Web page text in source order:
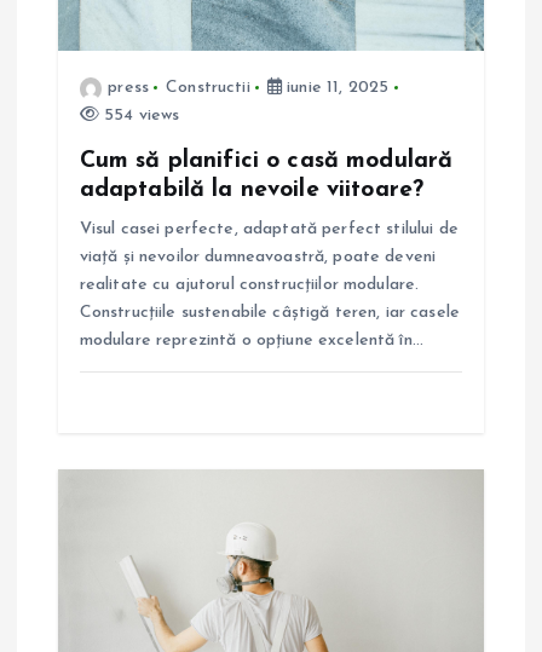
t
press Constructii
iunie 11, 2025
554 views
Cum să planifici o casă modulară
adaptabilă la nevoile viitoare?
Visul casei perfecte, adaptată perfect stilului de
viață și nevoilor dumneavoastră, poate deveni
realitate cu ajutorul construcțiilor modulare.
Construcțiile sustenabile câștigă teren, iar casele
modulare reprezintă o opțiune excelentă în…